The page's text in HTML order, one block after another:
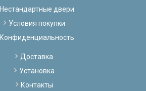
Нестандартные двери
Условия покупки
Конфиденциальность
Доставка
Установка
Контакты